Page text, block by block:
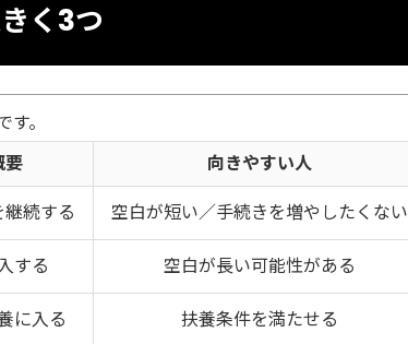
く3つ
。
要
向きやすい人
続する 空白が短い／手続きを増やしたくない
する 空白が長い可能性がある
に入る 扶養条件を満たせる